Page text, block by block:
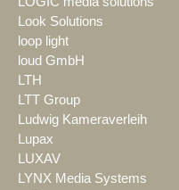
Look Solutions
loop light
loud GmbH
LTH
LTT Group
Ludwig Kameraverleih
Lupax
LUXAV
LYNX Media Systems